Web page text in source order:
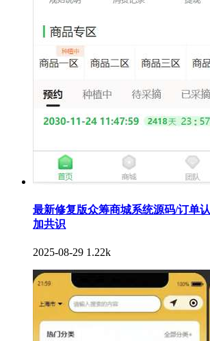
最新修复版众筹商城系统源码/订单
加共识
2025-08-29 1.22k